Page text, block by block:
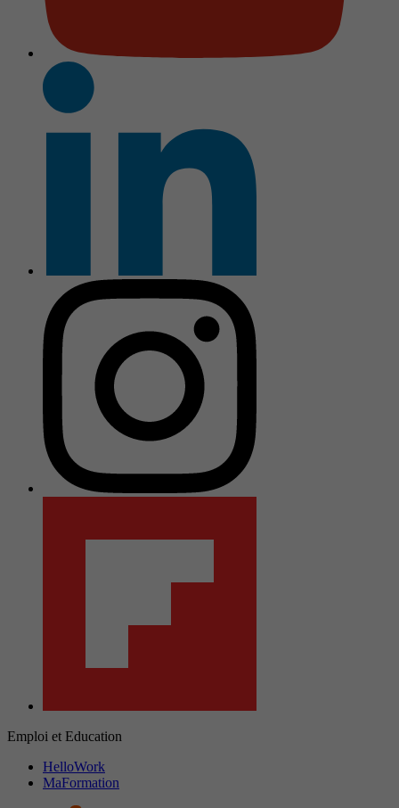
Emploi et Education
HelloWork
MaFormation